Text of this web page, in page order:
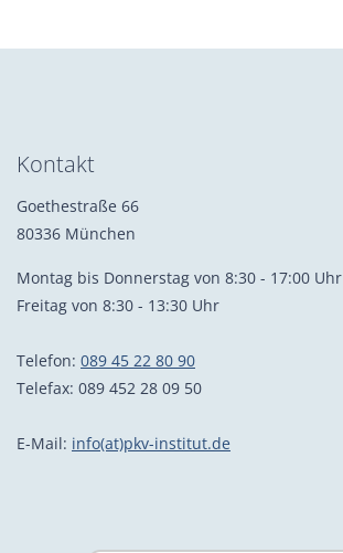
Kontakt
Goethestraße 66
80336 München
Montag bis Donnerstag von 8:30 - 17:00 Uhr
Freitag von 8:30 - 13:30 Uhr
Telefon: 089 45 22 80 90
Telefax: 089 452 28 09 50
E-Mail: info(at)pkv-institut.de